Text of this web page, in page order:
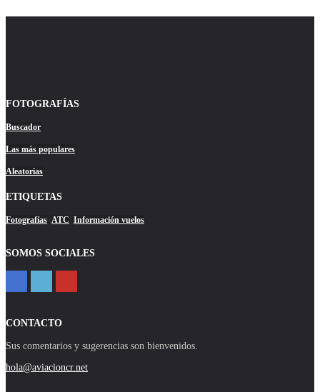
FOTOGRAFÍAS
Buscador
Las más populares
Aleatorias
ETIQUETAS
Fotografías ATC Información vuelos
SOMOS SOCIALES
CONTACTO
Sus comentarios y sugerencias son bienvenidos.
hola@aviacioncr.net